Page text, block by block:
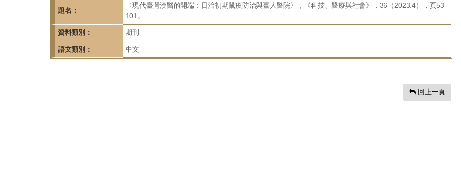
題名：
〈現代臺灣漢醫的開端：日治初期鼠疫防治與臺人醫院〉，《科技、醫療與社會》，36（2023.4），頁53–
101。
資料類別： 期刊
語文類別： 中文
回上一頁